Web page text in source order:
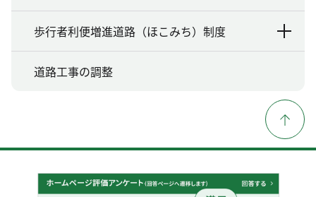
歩行者利便増進道路（ほこみち）制度
道路工事の調整